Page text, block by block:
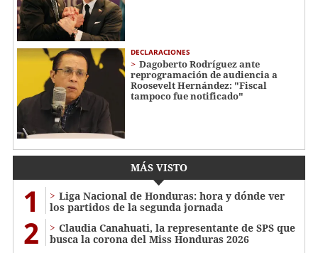
DECLARACIONES
Dagoberto Rodríguez ante
reprogramación de audiencia a
Roosevelt Hernández: "Fiscal
tampoco fue notificado"
MÁS VISTO
1
Liga Nacional de Honduras: hora y dónde ver
los partidos de la segunda jornada
2
Claudia Canahuati, la representante de SPS que
busca la corona del Miss Honduras 2026